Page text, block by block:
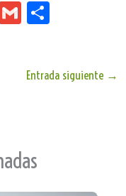
G
Entrada siguiente →